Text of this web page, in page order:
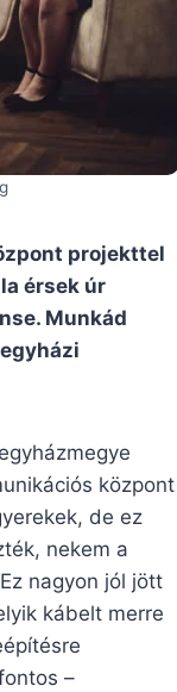
projekttel
érsek úr
Munkád
központ
de ez
nekem a
nagyon jól jött
kábelt merre
–